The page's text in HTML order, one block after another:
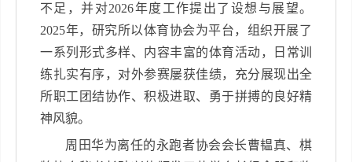
不足，并对2026年度工作提出了设想与展望。
2025年，研究所以体育协会为平台，组织开展了
一系列形式多样、内容丰富的体育活动，日常训
练扎实有序，对外参赛屡获佳绩，充分展现出全
所职工团结协作、积极进取、勇于拼搏的良好精
神风貌。
周田华为离任的永跑者协会会长曹韫真、棋